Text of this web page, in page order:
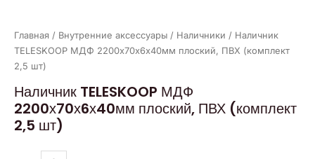
Главная / Внутренние аксессуары / Наличники / Наличник
TELESKOOP МДФ 2200х70х6х40мм плоский, ПВХ (комплект
2,5 шт)
Наличник TELESKOOP МДФ
2200х70х6х40мм плоский, ПВХ (комплект
2,5 шт)